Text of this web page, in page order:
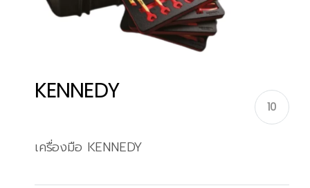
KENNEDY
10
เครื่องมือ KENNEDY